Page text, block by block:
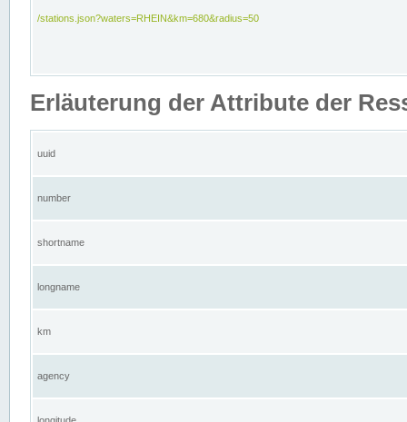
/stations.json?waters=RHEIN&km=680&radius=50
Erläuterung der Attribute der
uuid
number
shortname
longname
km
agency